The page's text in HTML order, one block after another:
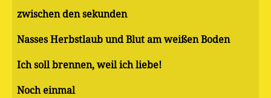
zwischen den sekunden
Nasses Herbstlaub und Blut am weißen Boden
Ich soll brennen, weil ich liebe!
Noch einmal